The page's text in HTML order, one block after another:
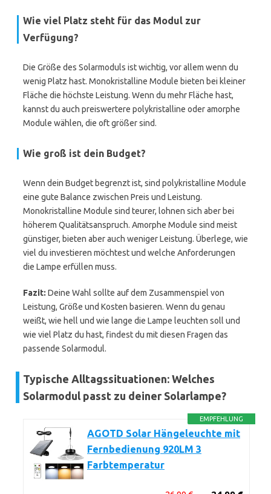
Wie viel Platz steht für das Modul zur
Verfügung?
Die Größe des Solarmoduls ist wichtig, vor allem wenn du
wenig Platz hast. Monokristalline Module bieten bei kleiner
Fläche die höchste Leistung. Wenn du mehr Fläche hast,
kannst du auch preiswertere polykristalline oder amorphe
Module wählen, die oft größer sind.
Wie groß ist dein Budget?
Wenn dein Budget begrenzt ist, sind polykristalline Module
eine gute Balance zwischen Preis und Leistung.
Monokristalline Module sind teurer, lohnen sich aber bei
höherem Qualitätsanspruch. Amorphe Module sind meist
günstiger, bieten aber auch weniger Leistung. Überlege, wie
viel du investieren möchtest und welche Anforderungen
die Lampe erfüllen muss.
Fazit: Deine Wahl sollte auf dem Zusammenspiel von
Leistung, Größe und Kosten basieren. Wenn du genau
weißt, wie hell und wie lange die Lampe leuchten soll und
wie viel Platz du hast, findest du mit diesen Fragen das
passende Solarmodul.
Typische Alltagssituationen: Welches
Solarmodul passt zu deiner Solarlampe?
EMPFEHLUNG
AGOTD Solar Hängeleuchte mit
Fernbedienung 920LM 3
Farbtemperatur